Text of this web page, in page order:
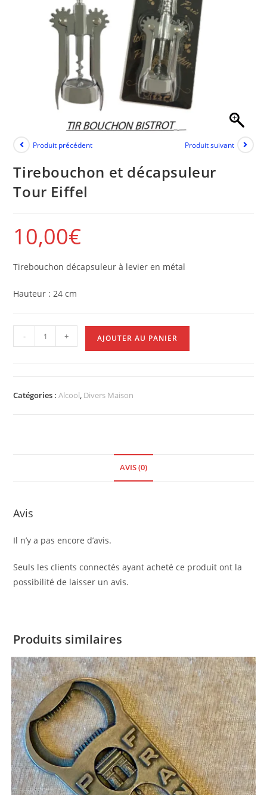
Produit précédent Produit suivant
Tirebouchon et décapsuleur
Tour Eiffel
10,00€
Tirebouchon décapsuleur à levier en métal
Hauteur : 24 cm
- + AJOUTER AU PANIER
Catégories :Alcool, Divers Maison
AVIS (0)
Avis
Il n’y a pas encore d’avis.
Seuls les clients connectés ayant acheté ce produit ont la
possibilité de laisser un avis.
Produits similaires